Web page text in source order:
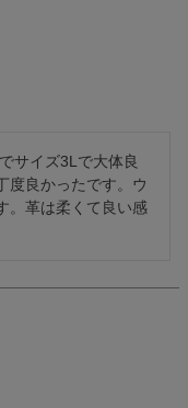
サイズ3Lで大体良
度良かったです。ウ
。革は柔くて良い感